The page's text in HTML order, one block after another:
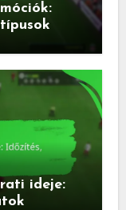
ideje: